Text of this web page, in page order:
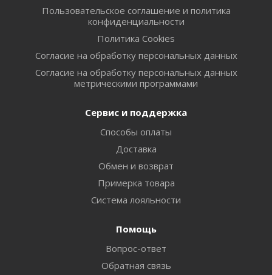
Пользовательское соглашение и политика
конфиденциальности
Политика Cookies
Согласие на обработку персональных данных
Согласие на обработку персональных данных
метрическими программами
Сервис и поддержка
Способы оплаты
Доставка
Обмен и возврат
Примерка товара
Система лояльности
Помощь
Вопрос-ответ
Обратная связь